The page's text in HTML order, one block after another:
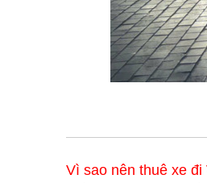
Vì sao nên thuê xe